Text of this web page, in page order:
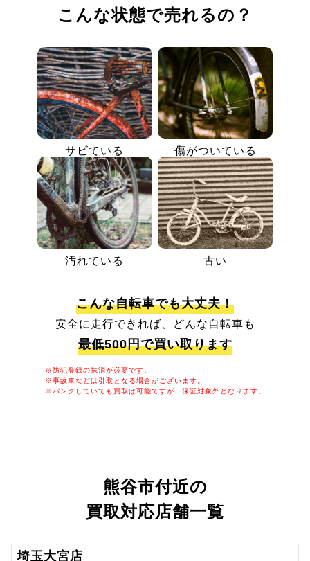
こんな状態で売れるの？
サビている 傷がついている
汚れている 古い
こんな自転車でも大丈夫！
安全に走行できれば、どんな自転車も
最低500円で買い取ります
※防犯登録の抹消が必要です。
※事故車などは引取となる場合がございます。
※パンクしていても買取は可能ですが、保証対象外となります。
熊谷市付近の
買取対応店舗一覧
埼玉大宮店